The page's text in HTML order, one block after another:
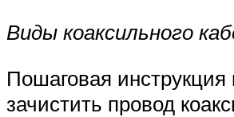
Виды коаксильного
Пошаговая инструкция
зачистить провод